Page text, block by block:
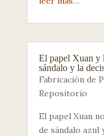
El papel Xuan y
sándalo y la
Fabricación de
Repositorio
El papel Xuan
de sándalo azul